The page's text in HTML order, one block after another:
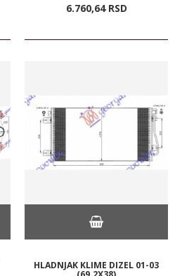
6.760,64 RSD
HLADNJAK KLIME DIZEL 01-03